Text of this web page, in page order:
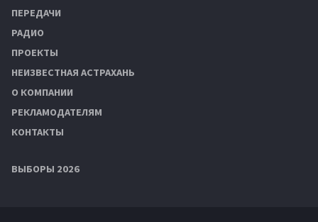
ПЕРЕДАЧИ
РАДИО
ПРОЕКТЫ
НЕИЗВЕСТНАЯ АСТРАХАНЬ
О КОМПАНИИ
РЕКЛАМОДАТЕЛЯМ
КОНТАКТЫ
ВЫБОРЫ 2026